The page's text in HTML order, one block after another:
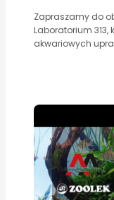
Zapraszamy do
Laboratorium
akwariowych